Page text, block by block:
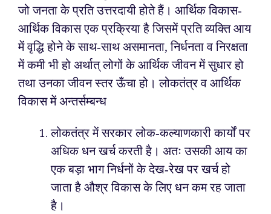
जो जनता के प्रति उत्तरदायी होते हैं। आर्थिक विकास-
आर्थिक विकास एक प्रक्रिया है जिसमें प्रति व्यक्ति आय
में वृद्धि होने के साथ-साथ असमानता, निर्धनता व निरक्षता
में कमी भी हो अर्थात् लोगों के आर्थिक जीवन में सुधार हो
तथा उनका जीवन स्तर ऊँचा हो। लोकतंत्र व आर्थिक
विकास में अन्तर्सम्बन्ध
लोकतंत्र में सरकार लोक-कल्याणकारी कार्यों पर
अधिक धन खर्च करती है। अतः उसकी आय का
एक बड़ा भाग निर्धनों के देख-रेख पर खर्च हो
जाता है औश्र विकास के लिए धन कम रह जाता
है।